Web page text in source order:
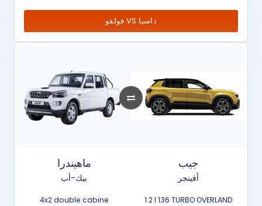
فولفو VS داسيا
ماهيندرا
بيك-أب
4x2 double cabine
جيب
أفينجر
1.2 l 136 TURBO OVERLAND